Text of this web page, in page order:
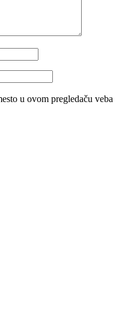
u ovom pregledaču veba